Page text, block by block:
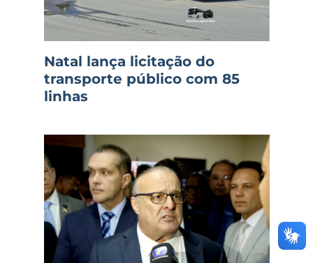
Natal lança licitação do
transporte público com 85
linhas